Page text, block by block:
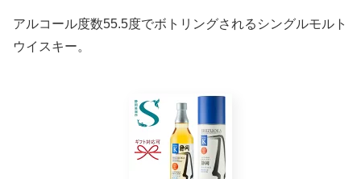
アルコール度数55.5度でボトリングされるシングルモルト
ウイスキー。